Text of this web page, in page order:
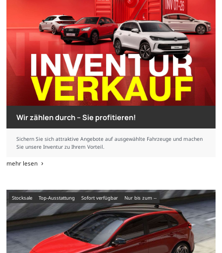
Wir zählen durch – Sie profitieren!
Sichern Sie sich attraktive Angebote auf ausgewählte Fahrzeuge und machen
Sie unsere Inventur zu Ihrem Vorteil.
mehr lesen
Stocksale Top-Ausstattung sofort verfügbar nur bis zum --